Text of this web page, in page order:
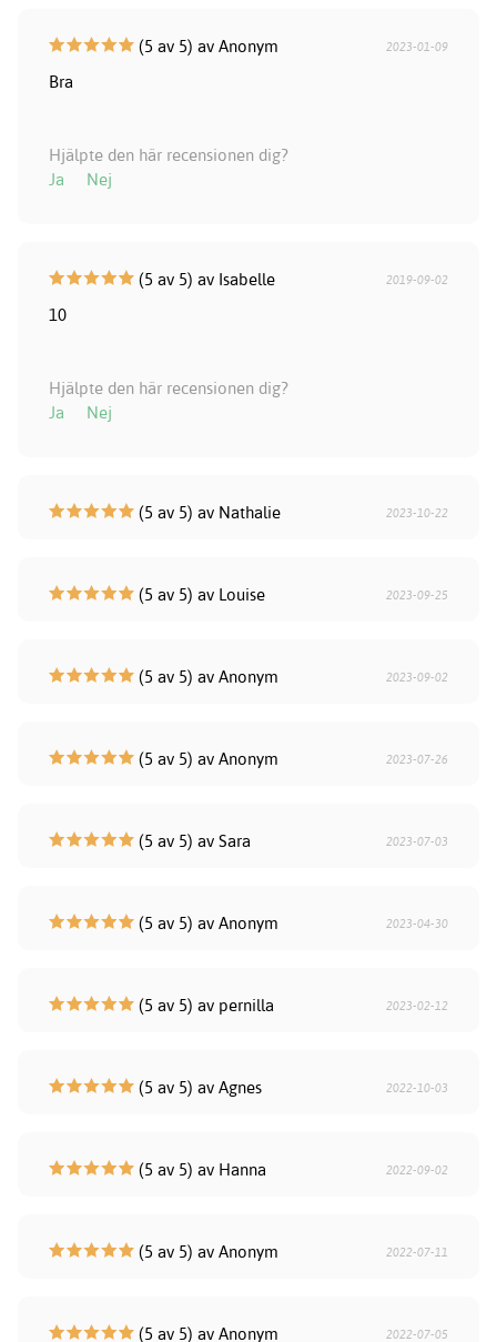
(5 av 5) av Anonym 2023-01-09
Bra
Hjälpte den här recensionen dig?
Ja
Nej
(5 av 5) av Isabelle 2019-09-02
10
Hjälpte den här recensionen dig?
Ja
Nej
(5 av 5) av Nathalie 2023-10-22
(5 av 5) av Louise 2023-09-25
(5 av 5) av Anonym 2023-09-02
(5 av 5) av Anonym 2023-07-26
(5 av 5) av Sara 2023-07-03
(5 av 5) av Anonym 2023-04-30
(5 av 5) av pernilla 2023-02-12
(5 av 5) av Agnes 2022-10-03
(5 av 5) av Hanna 2022-09-02
(5 av 5) av Anonym 2022-07-11
(5 av 5) av Anonym 2022-07-05